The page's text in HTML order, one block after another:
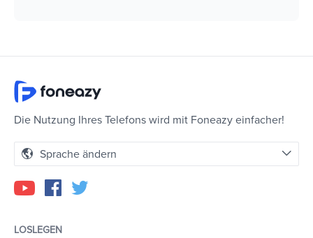
Die Nutzung Ihres Telefons wird mit Foneazy einfacher!
Sprache ändern
LOSLEGEN